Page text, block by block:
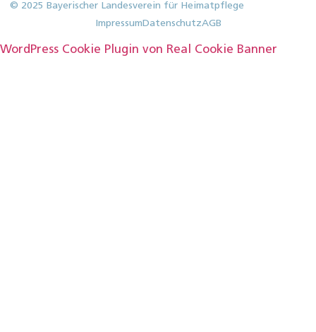
© 2025 Bayerischer Landesverein für Heimatpflege
Impressum DatenschutzAGB
WordPress Cookie Plugin von Real Cookie Banner